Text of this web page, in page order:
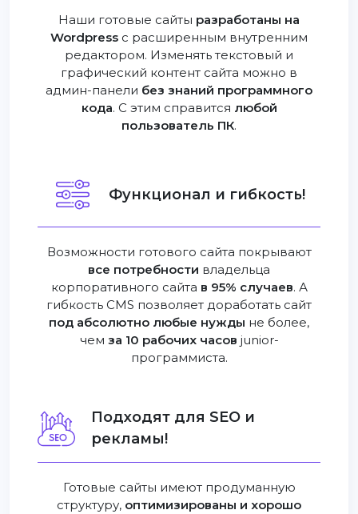
Наши готовые сайты разработаны на
Wordpress с расширенным внутренним
редактором. Изменять текстовый и
графический контент сайта можно в
админ-панели без знаний программного
кода. С этим справится любой
пользователь ПК.
Функционал и гибкость!
Возможности готового сайта покрывают
все потребности владельца
корпоративного сайта в 95% случаев. А
гибкость CMS позволяет доработать сайт
под абсолютно любые нужды не более,
чем за 10 рабочих часов junior-
программиста.
Подходят для SEO и
рекламы!
Готовые сайты имеют продуманную
структуру, оптимизированы и хорошо